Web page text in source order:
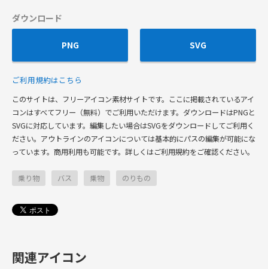
ダウンロード
PNG SVG
ご利用規約はこちら
このサイトは、フリーアイコン素材サイトです。ここに掲載されているアイ
コンはすべてフリー（無料）でご利用いただけます。ダウンロードはPNGと
SVGに対応しています。編集したい場合はSVGをダウンロードしてご利用く
ださい。アウトラインのアイコンについては基本的にパスの編集が可能にな
っています。商用利用も可能です。詳しくはご利用規約をご確認ください。
乗り物 バス 乗物 のりもの
関連アイコン